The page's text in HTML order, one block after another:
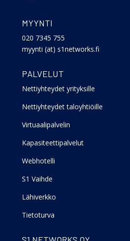
MYYNTI
020 7345 755
myynti (at) s1networks.fi
PALVELUT
Nettiyhteydet yrityksille
Nettiyhteydet taloyhtiöille
Virtuaalipalvelin
Kapasiteettipalvelut
Webhotelli
S1 Vaihde
Lähiverkko
Tietoturva